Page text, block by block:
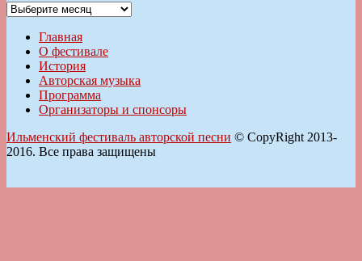
Архивы
Главная
О фестивале
История
Авторская музыка
Программа
Организаторы и спонсоры
Ильменский фестиваль авторской песни © CopyRight 2013-
2016. Все права защищены